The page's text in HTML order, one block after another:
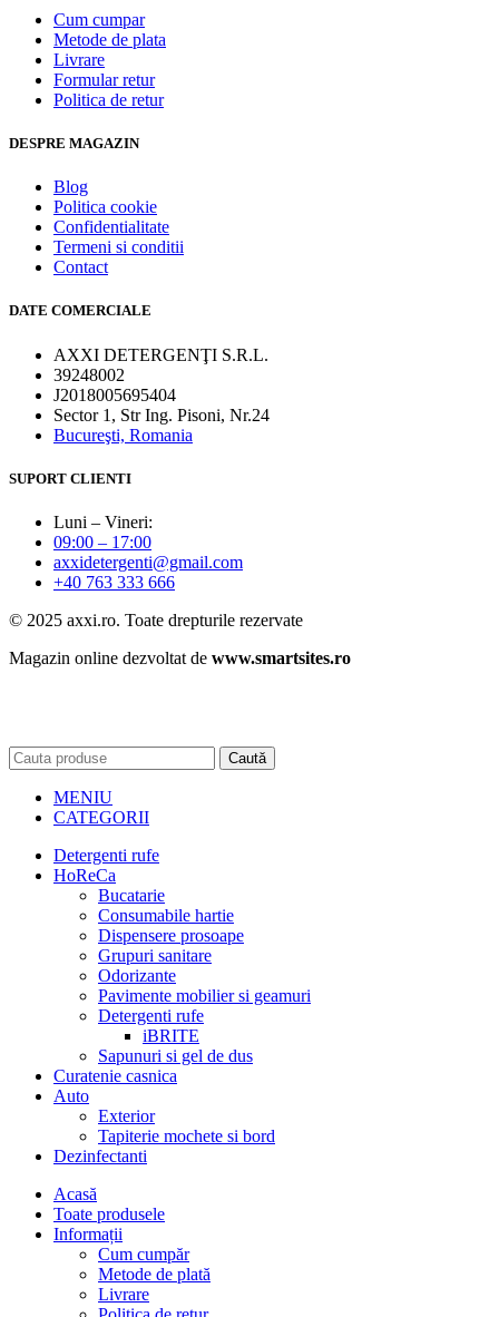
Cum cumpar
Metode de plata
Livrare
Formular retur
Politica de retur
DESPRE MAGAZIN
Blog
Politica cookie
Confidentialitate
Termeni si conditii
Contact
DATE COMERCIALE
AXXI DETERGENŢI S.R.L.
39248002
J2018005695404
Sector 1, Str Ing. Pisoni, Nr.24
Bucureşti, Romania
SUPORT CLIENTI
Luni – Vineri:
09:00 – 17:00
axxidetergenti@gmail.com
+40 763 333 666
© 2025 axxi.ro. Toate drepturile rezervate
Magazin online dezvoltat de www.smartsites.ro
Caută
MENIU
CATEGORII
Detergenti rufe
HoReCa
Bucatarie
Consumabile hartie
Dispensere prosoape
Grupuri sanitare
Odorizante
Pavimente mobilier si geamuri
Detergenti rufe
iBRITE
Sapunuri si gel de dus
Curatenie casnica
Auto
Exterior
Tapiterie mochete si bord
Dezinfectanti
Acasă
Toate produsele
Informații
Cum cumpăr
Metode de plată
Livrare